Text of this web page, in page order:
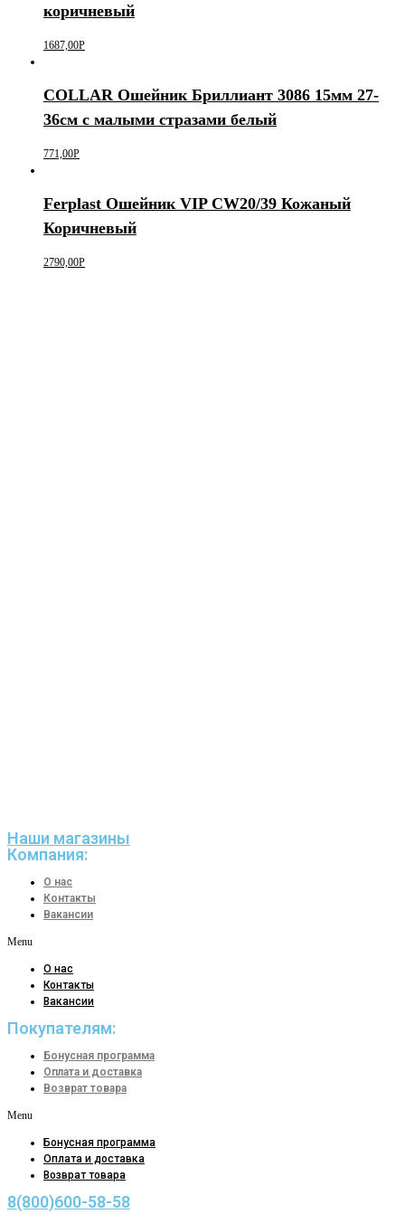
коричневый
1687,00Р
COLLAR Ошейник Бриллиант 3086 15мм 27-
36см с малыми стразами белый
771,00Р
Ferplast Ошейник VIP CW20/39 Кожаный
Коричневый
2790,00Р
Наши магазины
Компания:
О нас
Контакты
Вакансии
Menu
О нас
Контакты
Вакансии
Покупателям:
Бонусная программа
Оплата и доставка
Возврат товара
Menu
Бонусная программа
Оплата и доставка
Возврат товара
8(800)600-58-58